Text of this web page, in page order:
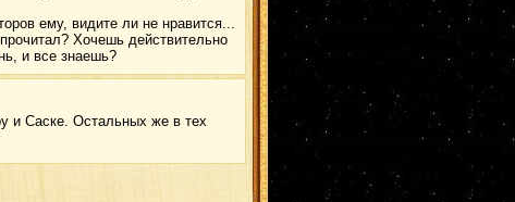
ему, видите ли не нравится...
Хочешь действительно
и все знаешь?
и Саске. Остальных же в тех